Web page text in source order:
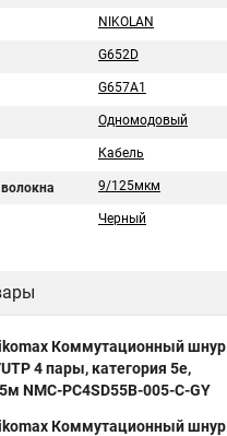
NIKOLAN
G652D
G657A1
Одномодовый
Кабель
9/125мкм
Черный
Коммутационный шнур
4 пары, категория 5е,
NMC-PC4SD55B-005-C-GY
Коммутационный шнур